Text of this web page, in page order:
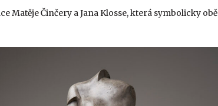
Činčery a Jana Klosse, která symbolicky obě